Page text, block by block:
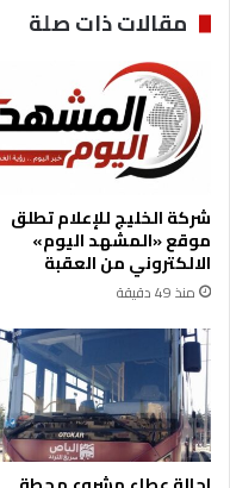
ا
ت
ن
و
ي
ة
ا
ل
ع
ا
م
ة
ف
مقالات ذات صلة
شركة الخليج للإعلام تطلق
موقع «المشهد اليوم»
الالكتروني من العقبة
منذ 49 دقيقة